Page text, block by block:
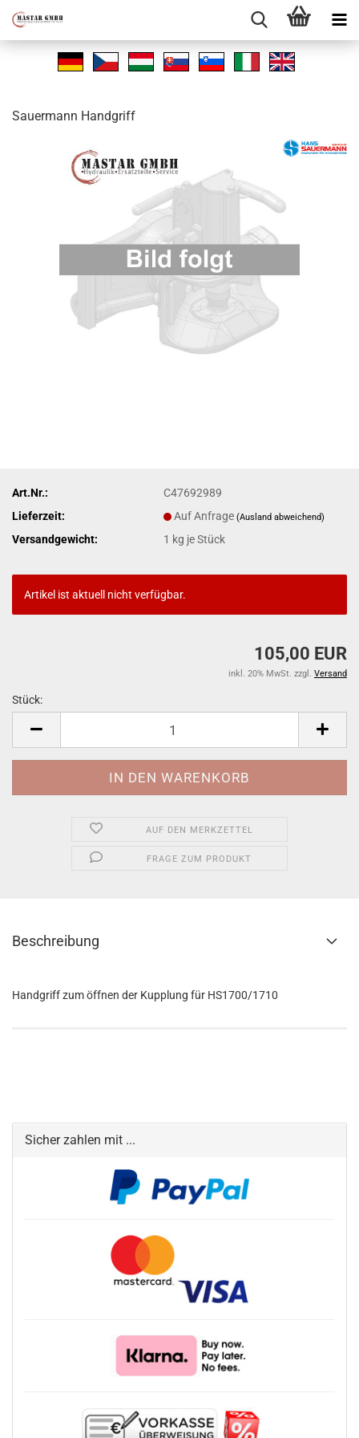
Sauer­mann Hand­griff
Art.Nr.:
C47692989
Lieferzeit:
Auf Anfrage(Ausland abweichend)
Versandgewicht: 1 kg je Stück
Artikel ist aktuell nicht verfügbar.
105,00 EUR
inkl. 20% MwSt. zzgl. Versand
Stück:
AUF DEN MERKZETTEL
FRAGE ZUM PRODUKT
Beschreibung
Handgriff zum öffnen der Kupplung für HS1700/1710
Sicher zahlen mit ...